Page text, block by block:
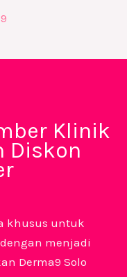
Klinik
Diskon
khusus untuk
menjadi
Derma9 Solo